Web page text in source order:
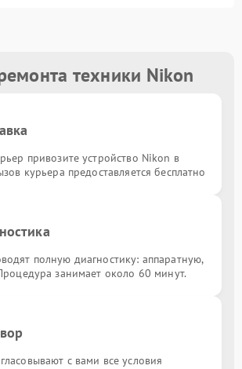
техники Nikon
привозите устройство Nikon в
курьера предоставляется бесплатно
полную диагностику: аппаратную,
занимает около 60 минут.
с вами все условия